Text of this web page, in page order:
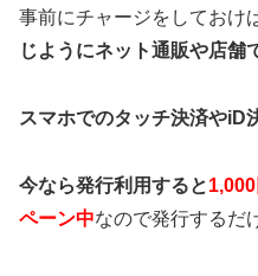
事前にチャージをしておけ
じようにネット通販や店舗
スマホでのタッチ決済やiD
今なら発行利用すると
ペーン中なので発行するだ